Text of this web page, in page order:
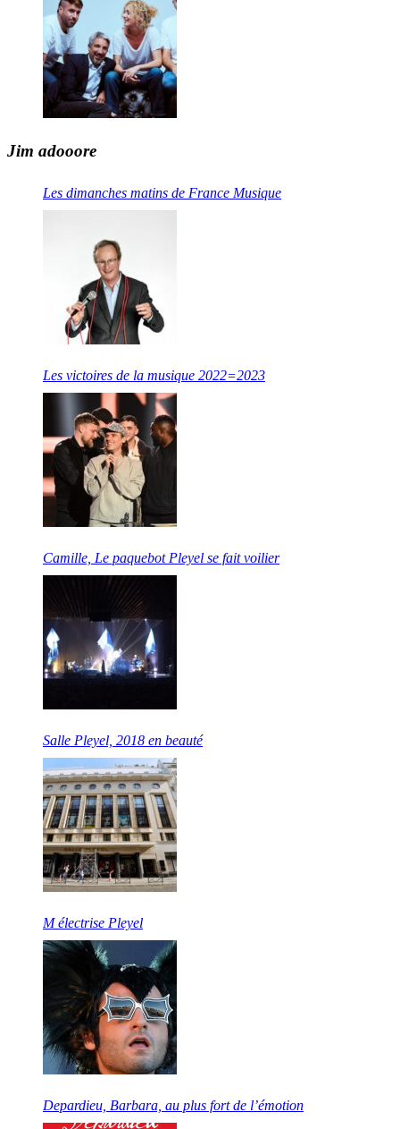
Jim adooore
Les dimanches matins de France Musique
Les victoires de la musique 2022=2023
Camille, Le paquebot Pleyel se fait voilier
Salle Pleyel, 2018 en beauté
M électrise Pleyel
Depardieu, Barbara, au plus fort de l’émotion